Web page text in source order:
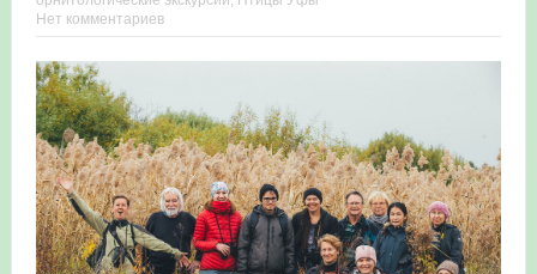
Итоги акции «Весенняя перекличка-2026» в
Республике Башкортостан
«Весенняя перекличка-2026» — 21-31 мая 2026
Мероприятие для ребят из дневного лагеря центра
олимпиадного движения «Аврора»
Фотофиксация и осмотр птенцов сапсанов на крыше
Нет комментариев